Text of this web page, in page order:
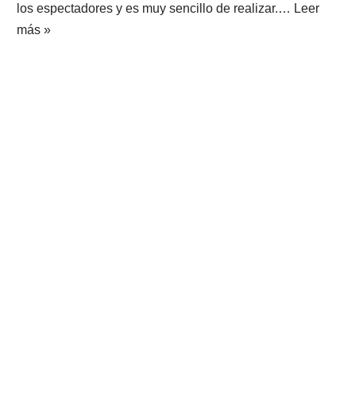
los espectadores y es muy sencillo de realizar.… Leer
más »